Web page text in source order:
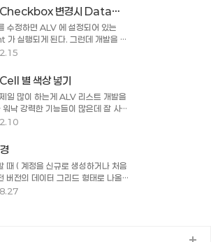
한다던지 하는데 사용이 가능하다.
아래 사이트에서 확인 할 수 있다.
개발 코드 예제가 있으니 개발하는
다. Original Source :
00004 REPORT
FO..
변경시 Data
행
수정하면 ALV 에 설정되어 있는
실행되게 된다. 그런데 개발을 하
기본적으로 Data Changed
을 알 수 있으니 그냥 처리해도 된
봤더니 ALV Data Changed
가 변경되는 즉시 2) 데이터를 변경
지로 이벤트 발생을 조정할 수 있다.
의 값이 변경된 경우 바로 Data
가 변경 되..
별 색상 넣기
일 많이 하는게 ALV 리스트 개발을
낙 강력한 기능들이 많은데 잘 사용
요한 그리드의 기능을 다 가지고 있
능을 잘 모르기 때문에 개발자가
늘은 Class ALV 의 Cell 별로 색상
고 한다. ALV 의 필드 카탈로그에서
지만 각 셀 별로 색상을 주는 것도
넣게 되면 가로의 Row 의 색상을
때 ( 계정을 신규로 생성하거나 처음
버전의 데이터 그리드 형태로 나올
Parameters 에서 변경 할 수 있
로 변경 ] [ 변경된